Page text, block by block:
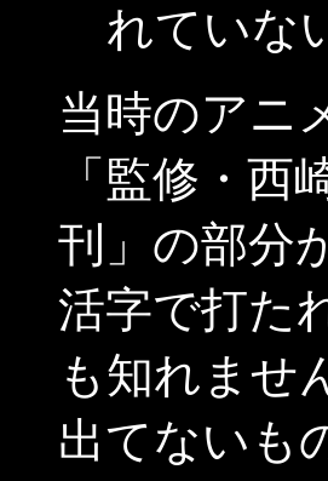
れていな
当時のアニ
「監修・
刊」の部分
活字で打た
も知れませ
出てないも